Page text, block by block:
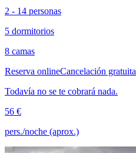
2 - 14 personas
5 dormitorios
8 camas
Reserva onlineCancelación gratuita
Todavía no se te cobrará nada.
56 €
pers./noche (aprox.)